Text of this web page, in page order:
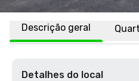
Descrição geral
Detalhes do local